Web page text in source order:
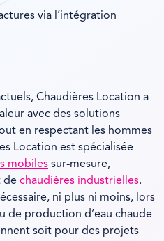
via l’intégration
Chaudières Location a
avec des solutions
en respectant les hommes
Location est spécialisée
mobiles sur-mesure,
de chaudières industrielles.
ni plus ni moins, lors
de production d’eau chaude
soit pour des projets